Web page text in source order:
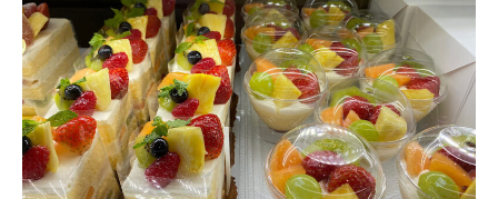
船橋で活躍するママ
赤ちゃん・育児
食育